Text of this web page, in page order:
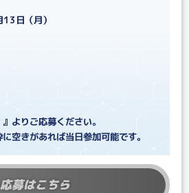
日（月）
』よりご応募ください。
空きがあれば当日参加可能です。
応募はこちら